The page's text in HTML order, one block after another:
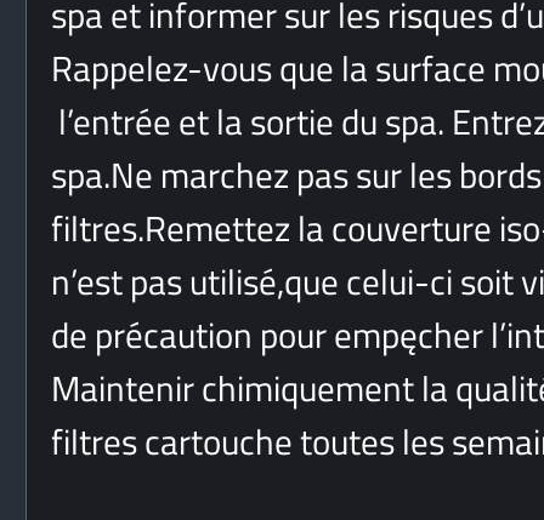
spa et informer sur les risques
Rappelez-vous que la surface
l’entrée et la sortie du spa.
spa.Ne marchez pas sur les
filtres.Remettez la couverture
n’est pas utilisé,que celui-ci soit
de précaution pour empęcher
Maintenir chimiquement la
filtres cartouche toutes les